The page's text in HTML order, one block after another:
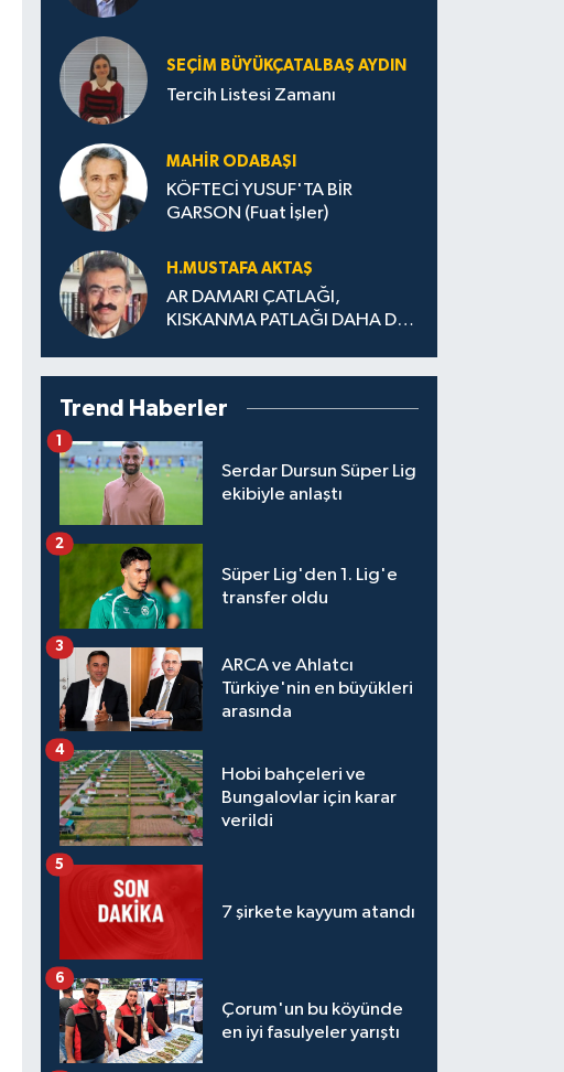
SEÇIM BÜYÜKÇATALBAŞ AYDIN
Tercih Listesi Zamanı
MAHIR ODABAŞI
KÖFTECİ YUSUF'TA BİR
GARSON (Fuat İşler)
H.MUS­TA­FA AK­TAŞ
AR DAMARI ÇATLAĞI,
KISKANMA PATLAĞI DAHA DA
Trend Haberler
Serdar Dursun Süper Lig
ekibiyle anlaştı
1
Süper Lig'den 1. Lig'e
transfer oldu
2
ARCA ve Ahlatcı
Türkiye'nin en büyükleri
arasında
3
Hobi bahçeleri ve
Bungalovlar için karar
verildi
4
7 şirkete kayyum atandı
5
Çorum'un bu köyünde
en iyi fasulyeler yarıştı
6